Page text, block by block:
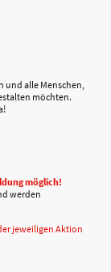
alle Menschen,
möchten.
möglich!
werden
jeweiligen Aktion